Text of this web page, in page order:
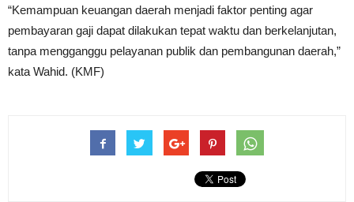
“Kemampuan keuangan daerah menjadi faktor penting agar
pembayaran gaji dapat dilakukan tepat waktu dan berkelanjutan,
tanpa mengganggu pelayanan publik dan pembangunan daerah,”
kata Wahid. (KMF)